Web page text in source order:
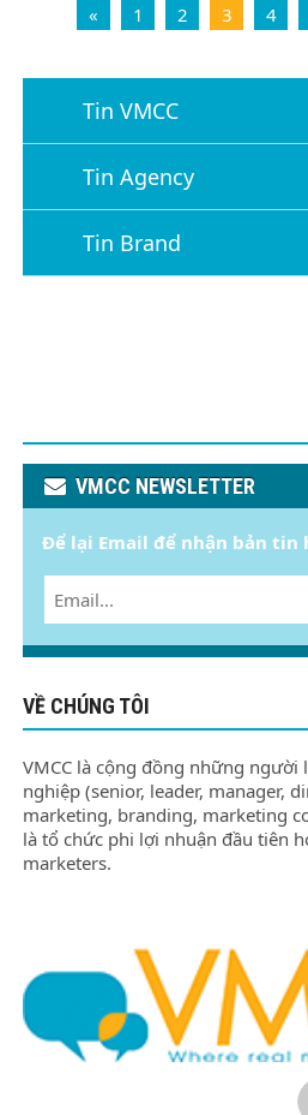
« 1 2 3 4
Tin VMCC
Tin Agency
Tin Brand
VMCC NEWSLETTER
Để lại Email để nhận bản tin
VỀ CHÚNG TÔI
VMCC là cộng đồng những người
nghiệp (senior, leader, manager,
marketing, branding, marketing
là tổ chức phi lợi nhuận đầu tiên
marketers.